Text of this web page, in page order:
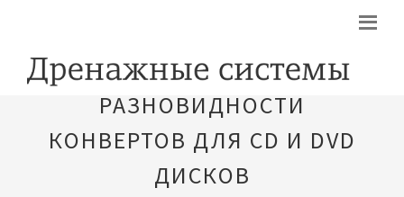
​РАЗНОВИДНОСТИ
КОНВЕРТОВ ДЛЯ CD И DVD
ДИСКОВ